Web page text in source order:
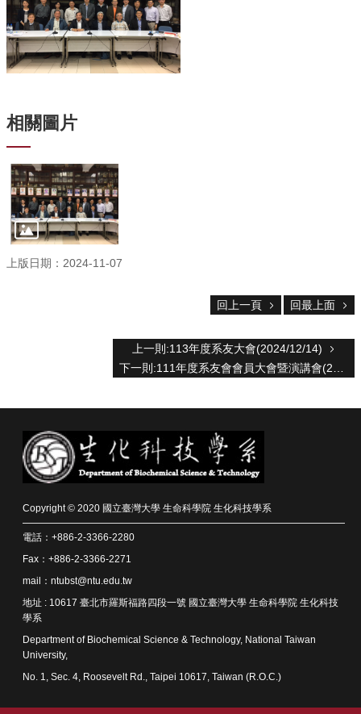
源
下
載
中
捐
區
回
首
頁
臺
導
覽
絡
資
訊
English
公
佈
學
系
相關圖片
上版日期：2024-11-07
回上一頁 回最上面
上一則:113年度系友大會(2024/12/14)
Copyright © 2020 國立臺灣大學 生命科學院 生化科技學系
電話：+886-2-3366-2280
Fax：+886-2-3366-2271
mail：ntubst@ntu.edu.tw
地址 : 10617 臺北市羅斯福路四段一號 國立臺灣大學 生命科學院 生化科技
學系
Department of Biochemical Science & Technology, National Taiwan
University,
No. 1, Sec. 4, Roosevelt Rd., Taipei 10617, Taiwan (R.O.C.)